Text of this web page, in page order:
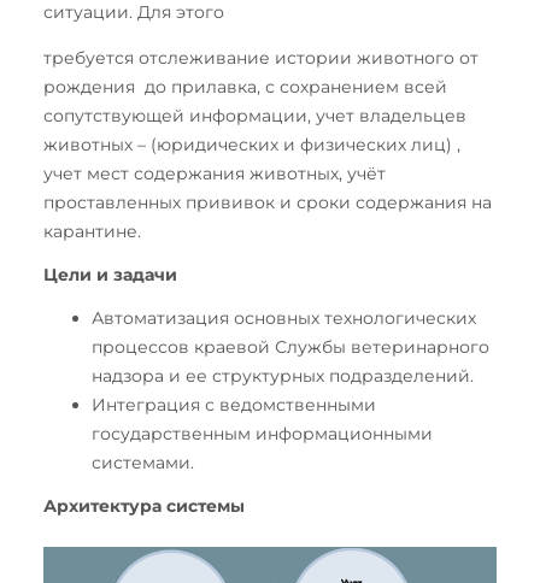
ситуации. Для этого
требуется отслеживание истории животного от
рождения до прилавка, с сохранением всей
сопутствующей информации, учет владельцев
животных – (юридических и физических лиц) ,
учет мест содержания животных, учёт
проставленных прививок и сроки содержания на
карантине.
Цели и задачи
Автоматизация основных технологических
процессов краевой Службы ветеринарного
надзора и ее структурных подразделений.
Интеграция с ведомственными
государственным информационными
системами.
Архитектура системы